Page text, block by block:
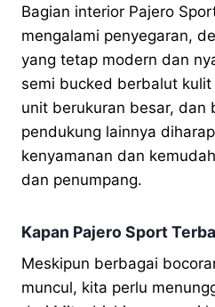
Bagian interior Pajero
mengalami penyegaran,
yang tetap modern dan
semi bucked berbalut
unit berukuran besar, dan
pendukung lainnya
kenyamanan dan
dan penumpang.
Kapan Pajero Sport
Meskipun berbagai
muncul, kita perlu